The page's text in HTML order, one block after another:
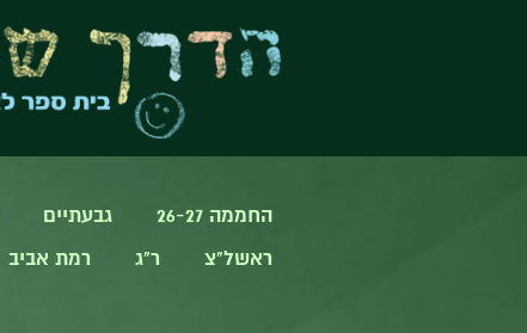
החממה 26-27 גבעתיים
ראשל"צ
ר"ג רמת אביב